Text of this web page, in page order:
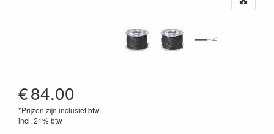
€84.00
*Prijzen zijn inclusief btw
incl. 21% btw